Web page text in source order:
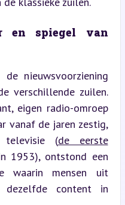
en spiegel van
nieuwsvoorziening
verschillende zuilen.
eigen radio-omroep
vanaf de jaren zestig,
(de eerste
1953), ontstond een
waarin mensen uit
dezelfde content in